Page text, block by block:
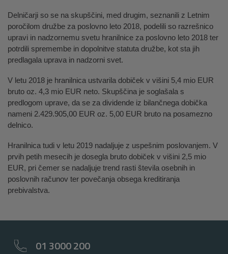
Delničarji so se na skupščini, med drugim, seznanili z Letnim
poročilom družbe za poslovno leto 2018, podelili so razrešnico
upravi in nadzornemu svetu hranilnice za poslovno leto 2018 ter
potrdili spremembe in dopolnitve statuta družbe, kot sta jih
predlagala uprava in nadzorni svet.
V letu 2018 je hranilnica ustvarila dobiček v višini 5,4 mio EUR
bruto oz. 4,3 mio EUR neto. Skupščina je soglašala s
predlogom uprave, da se za dividende iz bilančnega dobička
nameni 2.429.905,00 EUR oz. 5,00 EUR bruto na posamezno
delnico.
Hranilnica tudi v letu 2019 nadaljuje z uspešnim poslovanjem. V
prvih petih mesecih je dosegla bruto dobiček v višini 2,5 mio
EUR, pri čemer se nadaljuje trend rasti števila osebnih in
poslovnih računov ter povečanja obsega kreditiranja
prebivalstva.
01 3000 200